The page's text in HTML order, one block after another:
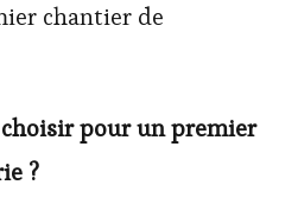
chantier de
pour un premier
?